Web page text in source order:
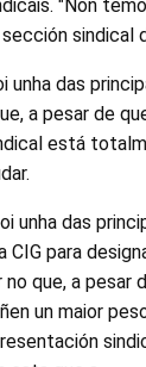
"Non
sindical
unha das
a pesar de
está
unha das
CIG para
que, a pesar
un maior